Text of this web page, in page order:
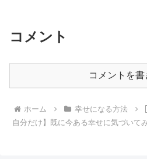
コメント
コメントを書
ホーム 幸せになる方法
自分だけ】既に今ある幸せに気づいて